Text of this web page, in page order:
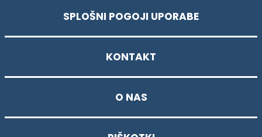
SPLOŠNI POGOJI UPORABE
KONTAKT
O NAS